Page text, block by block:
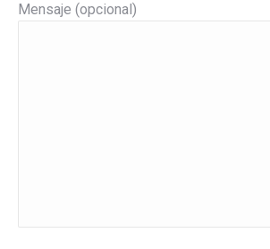
Mensaje (opcional)